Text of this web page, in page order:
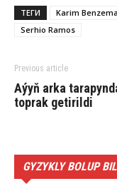
ТЕГИ Karim Benzema
Serhio Ramos
Previous article
Aýyň arka
toprak getirildi
GYZYKLY BOLUP